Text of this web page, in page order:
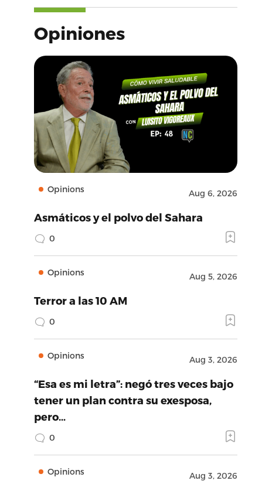
Opiniones
Opinions Aug 6, 2026
Asmáticos y el polvo del Sahara
0
Opinions Aug 5, 2026
Terror a las 10 AM
0
Opinions Aug 3, 2026
“Esa es mi letra”: negó tres veces bajo
tener un plan contra su exesposa,
pero…
0
Opinions Aug 3, 2026